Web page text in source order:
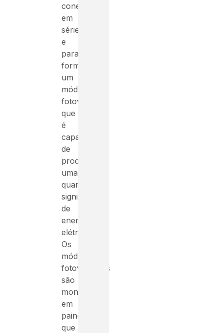
conectadas
em
série
e
paralelo,
formam
um
módulo
fotovoltaico,
que
é
capaz
de
produzir
uma
quantidade
significativa
de
energia
elétrica.
Os
módulos
fotovoltaicos
são
montados
em
painéis,
que